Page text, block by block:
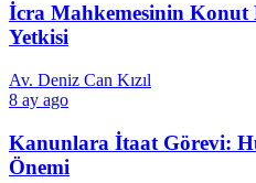
İcra Mahkemesinin
Yetkisi
Av. Deniz Can Kızıl
8 ay ago
Kanunlara İtaat Görevi:
Önemi